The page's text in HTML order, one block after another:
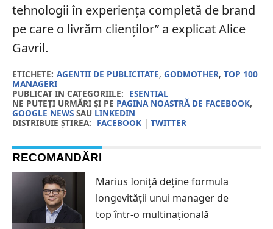
tehnologii în experiența completă de brand
pe care o livrăm clienților” a explicat Alice
Gavril.
ETICHETE: AGENTII DE PUBLICITATE, GODMOTHER, TOP 100
MANAGERI
PUBLICAT IN CATEGORIILE: ESENTIAL
NE PUTEȚI URMĂRI ȘI PE PAGINA NOASTRĂ DE FACEBOOK,
GOOGLE NEWSSAU LINKEDIN
DISTRIBUIE ȘTIREA: FACEBOOK| TWITTER
RECOMANDĂRI
Marius Ioniță deține formula
longevității unui manager de
top într-o multinațională